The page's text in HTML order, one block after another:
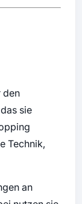
den
sie
Technik,
an